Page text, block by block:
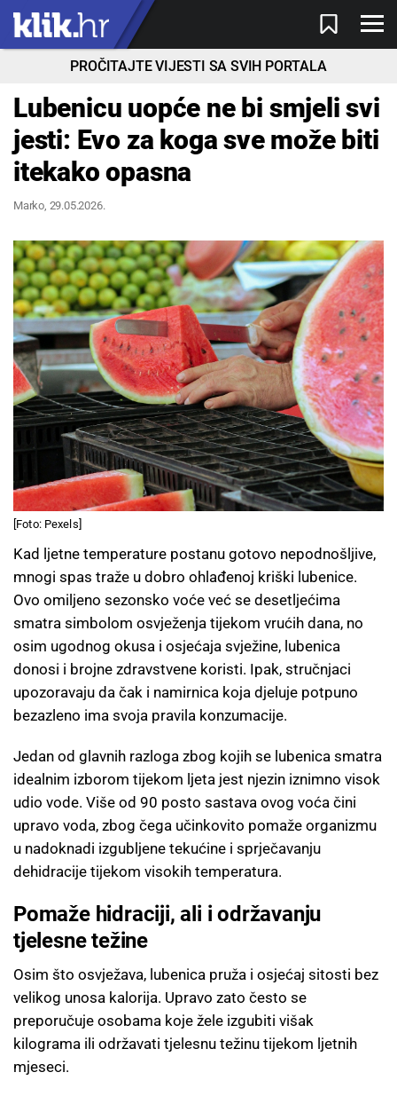
PROČITAJTE VIJESTI SA SVIH PORTALA
Lubenicu uopće ne bi smjeli svi
jesti: Evo za koga sve može biti
itekako opasna
Marko, 29.05.2026.
[Foto: Pexels]
Kad ljetne temperature postanu gotovo nepodnošljive,
mnogi spas traže u dobro ohlađenoj kriški lubenice.
Ovo omiljeno sezonsko voće već se desetljećima
smatra simbolom osvježenja tijekom vrućih dana, no
osim ugodnog okusa i osjećaja svježine, lubenica
donosi i brojne zdravstvene koristi. Ipak, stručnjaci
upozoravaju da čak i namirnica koja djeluje potpuno
bezazleno ima svoja pravila konzumacije.
Jedan od glavnih razloga zbog kojih se lubenica smatra
idealnim izborom tijekom ljeta jest njezin iznimno visok
udio vode. Više od 90 posto sastava ovog voća čini
upravo voda, zbog čega učinkovito pomaže organizmu
u nadoknadi izgubljene tekućine i sprječavanju
dehidracije tijekom visokih temperatura.
Pomaže hidraciji, ali i održavanju
tjelesne težine
Osim što osvježava, lubenica pruža i osjećaj sitosti bez
velikog unosa kalorija. Upravo zato često se
preporučuje osobama koje žele izgubiti višak
kilograma ili održavati tjelesnu težinu tijekom ljetnih
mjeseci.